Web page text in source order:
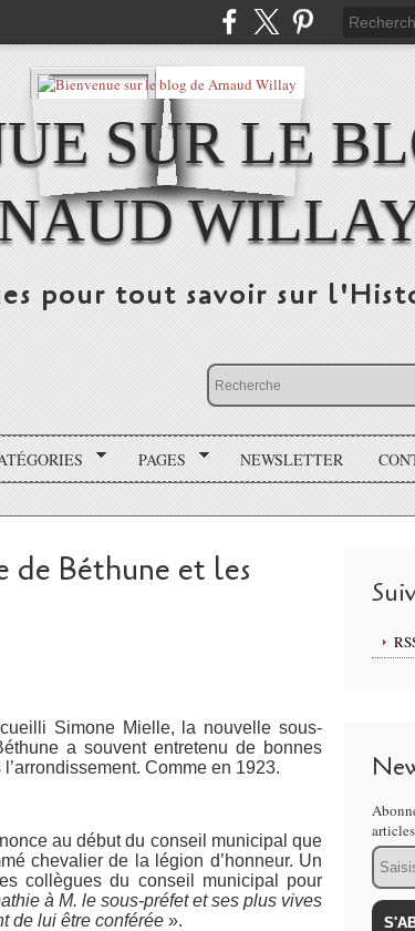
SUR LE
pour tout savoir sur
PAGES NEWSLETTER
de Béthune et les
Simone Mielle, la nouvelle sous-
a souvent entretenu de bonnes
Comme en 1923.
au début du conseil municipal que
chevalier de la légion d’honneur. Un
collègues du conseil municipal pour
à M. le sous-préfet et ses plus vives
de lui être conférée ».
Email